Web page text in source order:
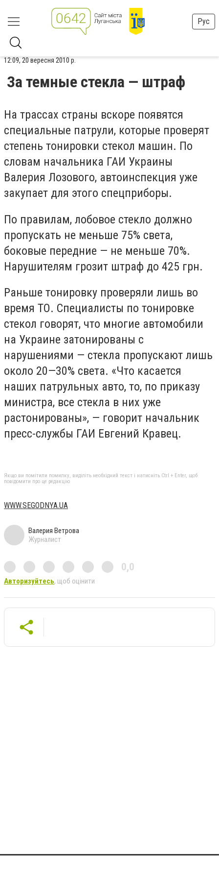
Рус
12:09, 20 вересня 2010 р.
За темные стекла — штраф
На трассах страны вскоре появятся
специальные патрули, которые проверят
степень тонировки стекол машин. По
словам начальника ГАИ Украины
Валерия Лозового, автоинспекция уже
закупает для этого спецприборы.
По правилам, лобовое стекло должно
пропускать не меньше 75% света,
боковые передние — не меньше 70%.
Нарушителям грозит штраф до 425 грн.
Раньше тонировку проверяли лишь во
время ТО. Специалисты по тонировке
стекол говорят, что многие автомобили
на Украине затонированы с
нарушениями — стекла пропускают лишь
около 20—30% света. «Что касается
наших патрульных авто, то, по приказу
министра, все стекла в них уже
растонированы», — говорит начальник
пресс-службы ГАИ Евгений Кравец.
Якщо ви помітили помилку, виділіть необхідний текст і натисніть Ctrl + Enter, щоб
повідомити про це редакцію
WWW.SEGODNYA.UA
Валерия Ветрова
Журналист
0,0
Авторизуйтесь, щоб оцінити